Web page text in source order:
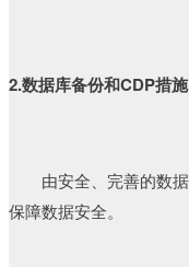
2.数据库备份和CDP措施
由安全、完善的数据
保障数据安全。